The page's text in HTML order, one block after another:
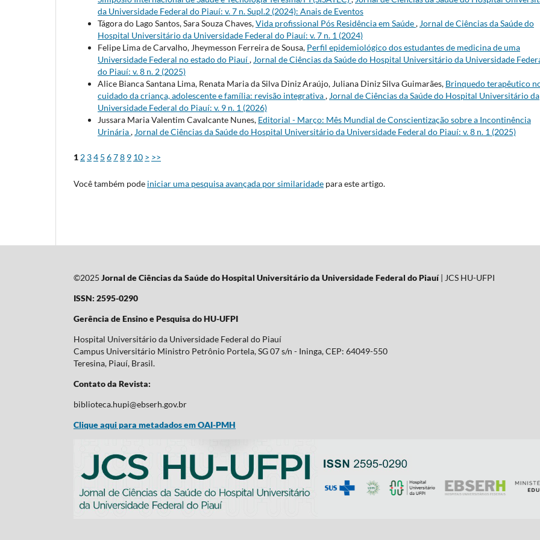
da Universidade Federal do Piauí: v. 7 n. Supl.2 (2024): Anais de Eventos
Tágora do Lago Santos, Sara Souza Chaves,Vida profissional Pós Residência em Saúde, Jornal de Ciências da Saúde do
Hospital Universitário da Universidade Federal do Piauí: v. 7 n. 1 (2024)
Felipe Lima de Carvalho, Jheymesson Ferreira de Sousa, Perfil epidemiológico dos estudantes de medicina de uma
Universidade Federal no estado do Piauí, Jornal de Ciências da Saúde do Hospital Universitário da Universidade
do Piauí: v. 8 n. 2 (2025)
Alice Bianca Santana Lima, Renata Maria da Silva Diniz Araújo, Juliana Diniz Silva Guimarães, Brinquedo terapêutico
cuidado da criança, adolescente e família: revisão integrativa, Jornal de Ciências da Saúde do Hospital Universitário da
Universidade Federal do Piauí: v. 9 n. 1 (2026)
Jussara Maria Valentim Cavalcante Nunes, Editorial - Março: Mês Mundial de Conscientização sobre a Incontinência
Urinária, Jornal de Ciências da Saúde do Hospital Universitário da Universidade Federal do Piauí: v. 8 n. 1 (2025)
1 2 34 5 678 9 10 > >>
Você também pode iniciar uma pesquisa avançada por similaridade para este artigo.
©2025 Jornal de Ciências da Saúde do Hospital Universitário da Universidade Federal do Piauí| JCS HU-UFPI
ISSN: 2595-0290
Gerência de Ensino e Pesquisa do HU-UFPI
Hospital Universitário da Universidade Federal do Piauí
Campus Universitário Ministro Petrônio Portela, SG 07 s/n - Ininga, CEP: 64049-550
Teresina, Piauí, Brasil.
Contato da Revista:
biblioteca.hupi@ebserh.gov.br
Clique aqui para metadados em OAI-PMH